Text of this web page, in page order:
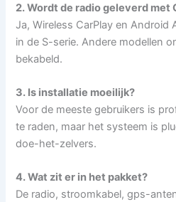
2. Wordt de radio geleverd met
Ja, Wireless CarPlay en
in de S-serie. Andere modellen
bekabeld.
3. Is installatie moeilijk?
Voor de meeste gebruikers is
te raden, maar het systeem is
doe-het-zelvers.
4. Wat zit er in het pakket?
De radio, stroomkabel, gps-